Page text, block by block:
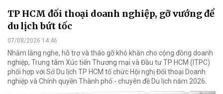
TP HCM đối thoại doanh nghiệp, gỡ vướng để
du lịch bứt tốc
07/08/2026 14:46
Nhằm lắng nghe, hỗ trợ và tháo gỡ khó khăn cho cộng đồng doanh
nghiệp, Trung tâm Xúc tiến Thương mại và Đầu tư TP HCM (ITPC)
phối hợp với Sở Du lịch TP HCM tổ chức Hội nghị Đối thoại Doanh
nghiệp và Chính quyền Thành phố - chuyên đề Du lịch năm 2026.